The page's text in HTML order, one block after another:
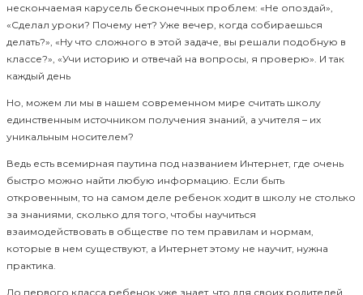
нескончаемая карусель бесконечных проблем: «Не опоздай»,
«Сделал уроки? Почему нет? Уже вечер, когда собираешься
делать?», «Ну что сложного в этой задаче, вы решали подобную в
классе?», «Учи историю и отвечай на вопросы, я проверю». И так
каждый день
Но, можем ли мы в нашем современном мире считать школу
единственным источником получения знаний, а учителя – их
уникальным носителем?
Ведь есть всемирная паутина под названием Интернет, где очень
быстро можно найти любую информацию. Если быть
откровенным, то на самом деле ребенок ходит в школу не столько
за знаниями, сколько для того, чтобы научиться
взаимодействовать в обществе по тем правилам и нормам,
которые в нем существуют, а Интернет этому не научит, нужна
практика.
До первого класса ребенок уже знает, что для своих родителей